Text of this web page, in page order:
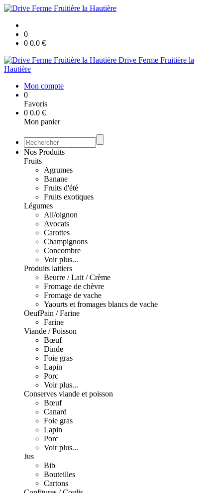
0
0 0.0 €
Drive Ferme Fruitière la
Hautière
Mon compte
0
Favoris
0 0.0 €
Mon panier
Nos Produits
Fruits
Agrumes
Banane
Fruits d'été
Fruits exotiques
Légumes
Ail/oignon
Avocats
Carottes
Champignons
Concombre
Voir plus...
Produits laitiers
Beurre / Lait / Crème
Fromage de chèvre
Fromage de vache
Yaourts et fromages blancs de vache
OeufPain / Farine
Farine
Viande / Poisson
Bœuf
Dinde
Foie gras
Lapin
Porc
Voir plus...
Conserves viande et poisson
Bœuf
Canard
Foie gras
Lapin
Porc
Voir plus...
Jus
Bib
Bouteilles
Cartons